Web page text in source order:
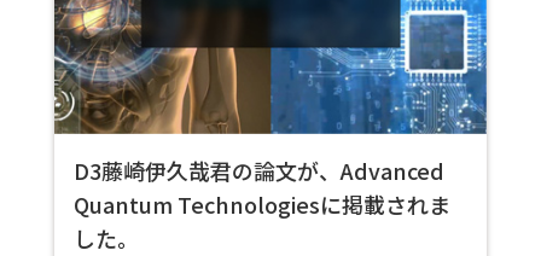
D3藤崎伊久哉君の論文が、Advanced
Quantum Technologiesに掲載されま
した。